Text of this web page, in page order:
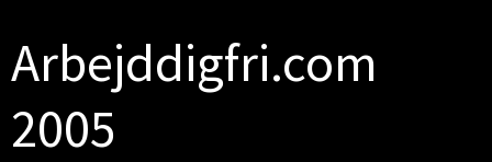
Arbejddigfri.com
2005